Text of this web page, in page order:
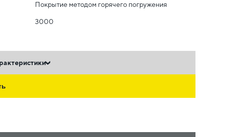
Покрытие методом горячего погружения
3000